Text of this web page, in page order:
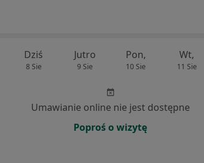
Dziś
8 Sie
Jutro
9 Sie
Pon,
10 Sie
Wt,
11 Sie
Umawianie online nie jest dostępne
Poproś o wizytę